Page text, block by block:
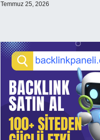
Temmuz 25, 2026